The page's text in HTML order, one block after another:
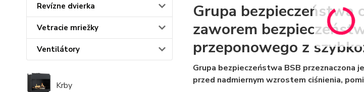
Revízne dvierka
Vetracie mriežky
Ventilátory
Krby
Grupa bezpieczeństwa
zaworem
przeponowego z
Grupa bezpieczeństwa BSB
przed nadmiernym wzrostem ciśnienia,